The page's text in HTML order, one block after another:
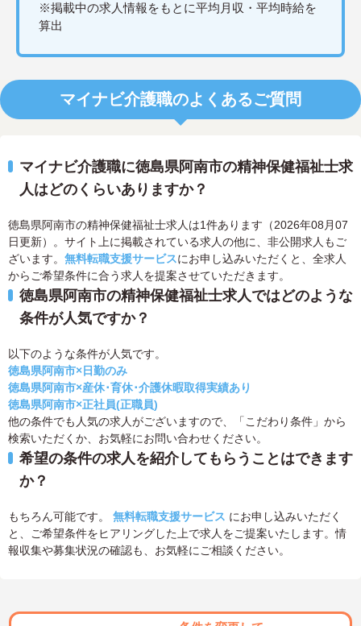
※掲載中の求人情報をもとに平均月収・平均時給を
算出
マイナビ介護職のよくあるご質問
マイナビ介護職に徳島県阿南市の精神保健福祉士求
人はどのくらいありますか？
徳島県阿南市の精神保健福祉士求人は1件あります（2026年08月07
日更新）。サイト上に掲載されている求人の他に、非公開求人もご
ざいます。 無料転職支援サービスにお申し込みいただくと、全求人
からご希望条件に合う求人を提案させていただきます。
徳島県阿南市の精神保健福祉士求人ではどのような
条件が人気ですか？
以下のような条件が人気です。
徳島県阿南市×日勤のみ
徳島県阿南市×産休･育休･介護休暇取得実績あり
徳島県阿南市×正社員(正職員)
他の条件でも人気の求人がございますので、「こだわり条件」から
検索いただくか、お気軽にお問い合わせください。
希望の条件の求人を紹介してもらうことはできます
か？
もちろん可能です。 無料転職支援サービス にお申し込みいただく
と、ご希望条件をヒアリングした上で求人をご提案いたします。情
報収集や募集状況の確認も、お気軽にご相談ください。